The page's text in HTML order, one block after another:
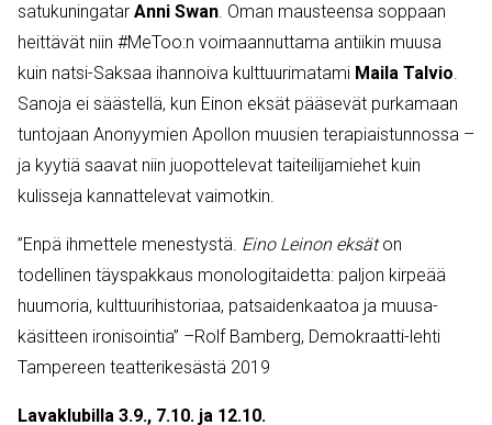
satukuningatar Anni Swan. Oman mausteensa soppaan
heittävät niin #MeToo:n voimaannuttama antiikin muusa
kuin natsi-Saksaa ihannoiva kulttuurimatami Maila Talvio.
Sanoja ei säästellä, kun Einon eksät pääsevät purkamaan
tuntojaan Anonyymien Apollon muusien terapiaistunnossa –
ja kyytiä saavat niin juopottelevat taiteilijamiehet kuin
kulisseja kannattelevat vaimotkin.
”Enpä ihmettele menestystä. Eino Leinon eksäton
todellinen täyspakkaus monologitaidetta: paljon kirpeää
huumoria, kulttuurihistoriaa, patsaidenkaatoa ja muusa-
käsitteen ironisointia” –Rolf Bamberg, Demokraatti-lehti
Tampereen teatterikesästä 2019
Lavaklubilla 3.9., 7.10. ja 12.10.